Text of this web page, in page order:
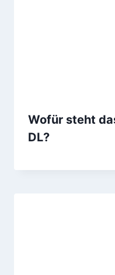
Wofür steht
DL?